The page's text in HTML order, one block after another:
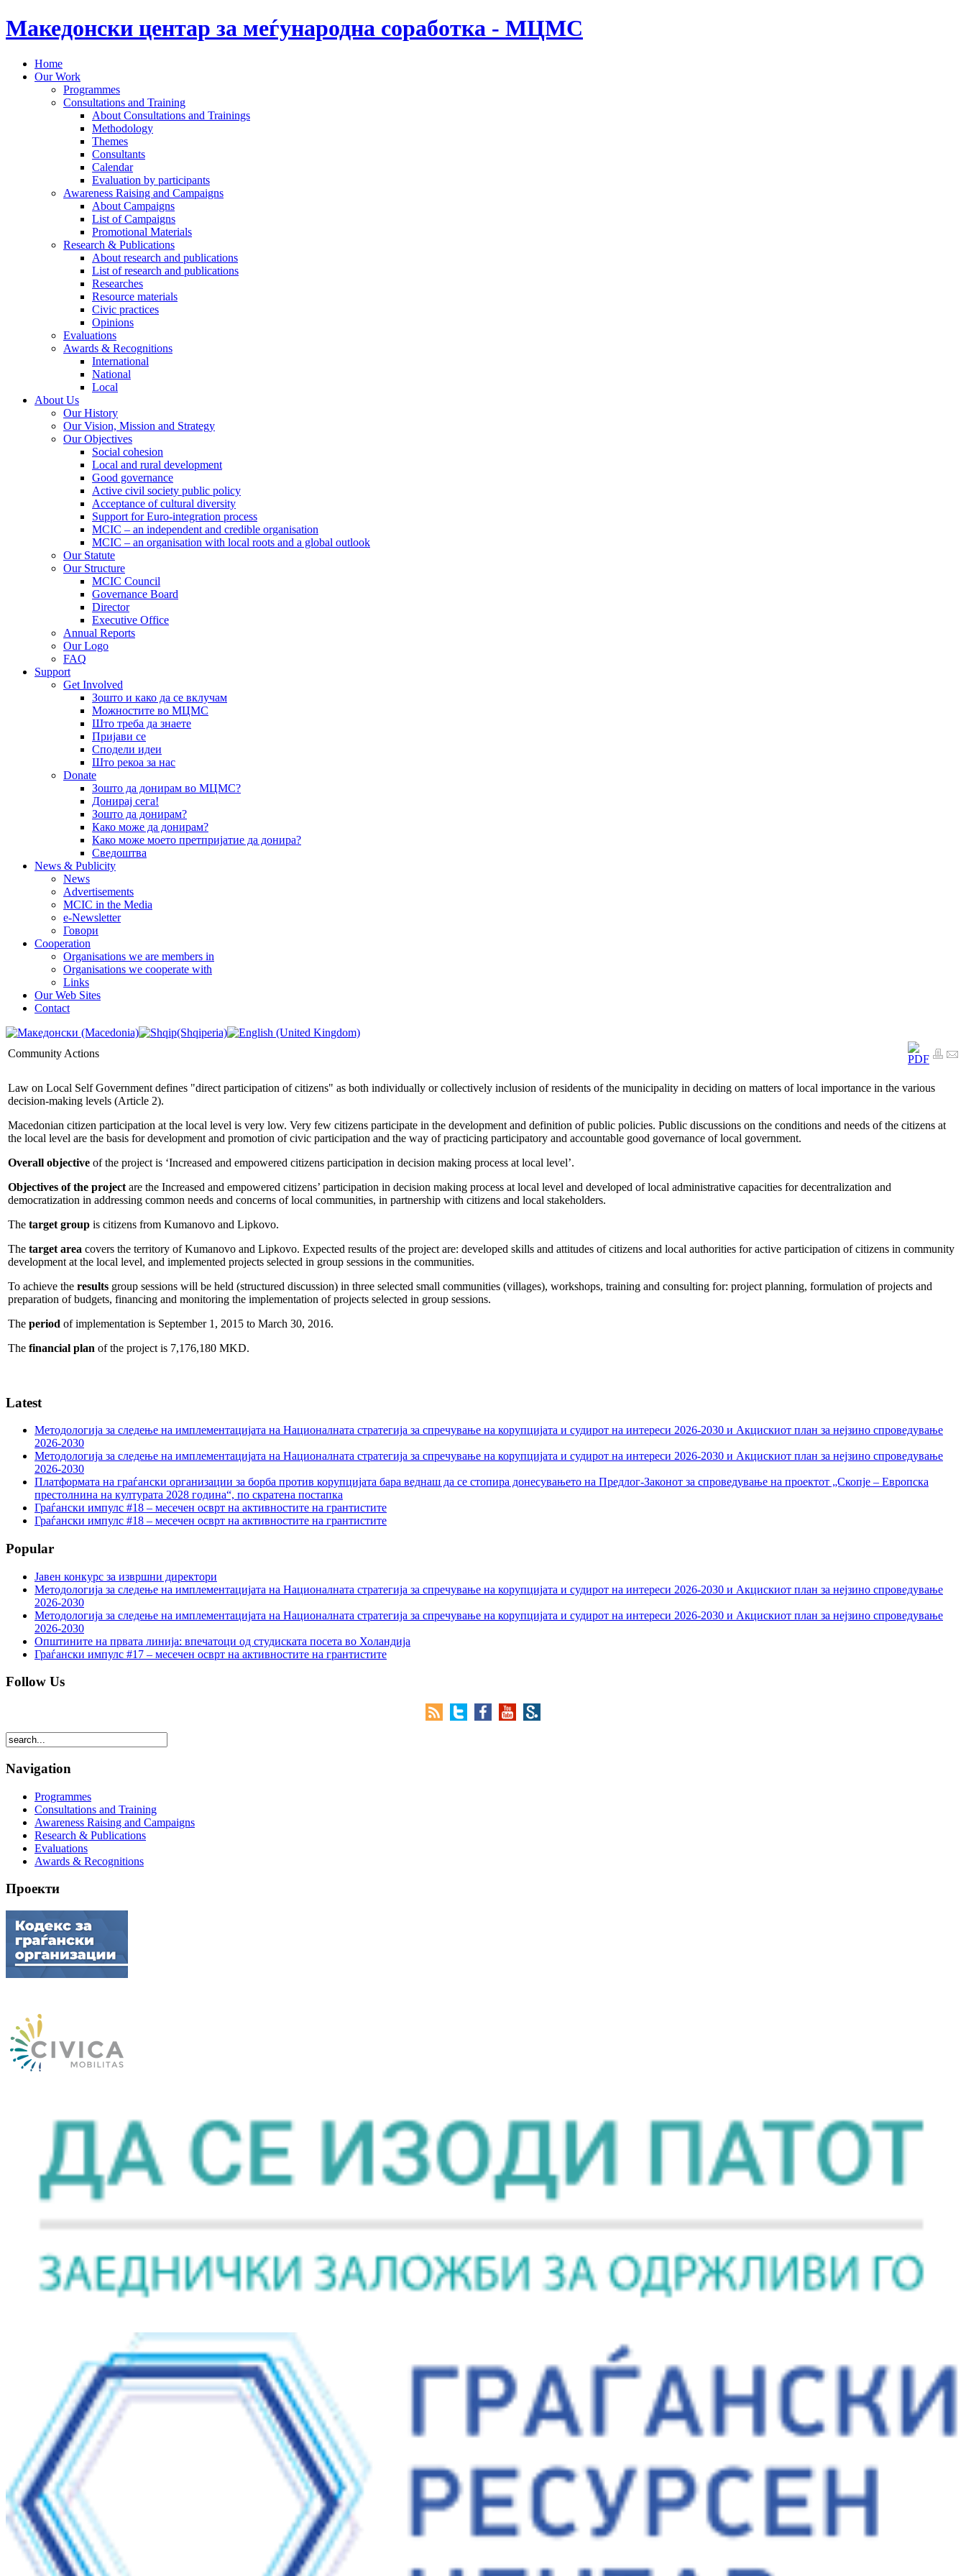
Македонски центар за меѓународна соработка - МЦМС
Home
Our Work
Programmes
Consultations and Training
About Consultations and Trainings
Methodology
Themes
Consultants
Calendar
Evaluation by participants
Awareness Raising and Campaigns
About Campaigns
List of Campaigns
Promotional Materials
Research & Publications
About research and publications
List of research and publications
Researches
Resource materials
Civic practices
Opinions
Evaluations
Awards & Recognitions
International
National
Local
About Us
Our History
Our Vision, Mission and Strategy
Our Objectives
Social cohesion
Local and rural development
Good governance
Active civil society public policy
Acceptance of cultural diversity
Support for Euro-integration process
MCIC – an independent and credible organisation
MCIC – an organisation with local roots and a global outlook
Our Statute
Our Structure
MCIC Council
Governance Board
Director
Executive Office
Annual Reports
Our Logo
FAQ
Support
Get Involved
Зошто и како да се вклучам
Можностите во МЦМС
Што треба да знаете
Пријави се
Сподели идеи
Што рекоа за нас
Donate
Зошто да донирам во МЦМС?
Донирај сега!
Зошто да донирам?
Како може да донирам?
Како може моето претпријатие да донира?
Сведоштва
News & Publicity
News
Advertisements
MCIC in the Media
e-Newsletter
Говори
Cooperation
Organisations we are members in
Organisations we cooperate with
Links
Our Web Sites
Contact
Community Actions
Law on Local Self Government defines "direct participation of citizens" as both individually or collectively inclusion of residents of the municipality in deciding on matters of local importance in the various
decision-making levels (Article 2).
Macedonian citizen participation at the local level is very low. Very few citizens participate in the development and definition of public policies. Public discussions on the conditions and needs of the citizens at
the local level are the basis for development and promotion of civic participation and the way of practicing participatory and accountable good governance of local government.
Overall objective of the project is ‘Increased and empowered citizens participation in decision making process at local level’.
Objectives of the project are the Increased and empowered citizens’ participation in decision making process at local level and developed of local administrative capacities for decentralization and
democratization in addressing common needs and concerns of local communities, in partnership with citizens and local stakeholders.
Тhe target group is citizens from Kumanovo and Lipkovo.
The target area covers the territory of Kumanovo and Lipkovo. Expected results of the project are: developed skills and attitudes of citizens and local authorities for active participation of citizens in community
development at the local level, and implemented projects selected in group sessions in the communities.
To achieve the results group sessions will be held (structured discussion) in three selected small communities (villages), workshops, training and consulting for: project planning, formulation of projects and
preparation of budgets, financing and monitoring the implementation of projects selected in group sessions.
The period of implementation is September 1, 2015 to March 30, 2016.
The financial plan of the project is 7,176,180 MKD.
Latest
Методологија за следење на имплементацијата на Националната стратегија за спречување на корупцијата и судирот на интереси 2026-2030 и Акцискиот план за нејзино спроведување
2026-2030
Методологија за следење на имплементацијата на Националната стратегија за спречување на корупцијата и судирот на интереси 2026-2030 и Акцискиот план за нејзино спроведување
2026-2030
Платформата на граѓански организации за борба против корупцијата бара веднаш да се стопира донесувањето на Предлог-Законот за спроведување на проектот „Скопје – Европска
престолнина на културата 2028 година“, по скратена постапка
Граѓански импулс #18 – месечен осврт на активностите на грантистите
Граѓански импулс #18 – месечен осврт на активностите на грантистите
Popular
Јавен конкурс за извршни директори
Методологија за следење на имплементацијата на Националната стратегија за спречување на корупцијата и судирот на интереси 2026-2030 и Акцискиот план за нејзино спроведување
2026-2030
Методологија за следење на имплементацијата на Националната стратегија за спречување на корупцијата и судирот на интереси 2026-2030 и Акцискиот план за нејзино спроведување
2026-2030
Општините на првата линија: впечатоци од студиската посета во Холандија
Граѓански импулс #17 – месечен осврт на активностите на грантистите
Follow Us
Navigation
Programmes
Consultations and Training
Awareness Raising and Campaigns
Research & Publications
Evaluations
Awards & Recognitions
Проекти